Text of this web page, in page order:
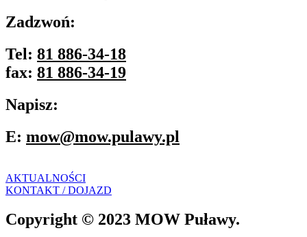
Zadzwoń:
Tel: 81 886-34-18
fax: 81 886-34-19
Napisz:
E: mow@mow.pulawy.pl
AKTUALNOŚCI
KONTAKT / DOJAZD
Copyright © 2023 MOW Puławy.